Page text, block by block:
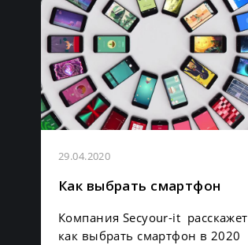
29.04.2020
Как выбрать смартфон
Компания Secyour-it расскажет
как выбрать смартфон в 2020